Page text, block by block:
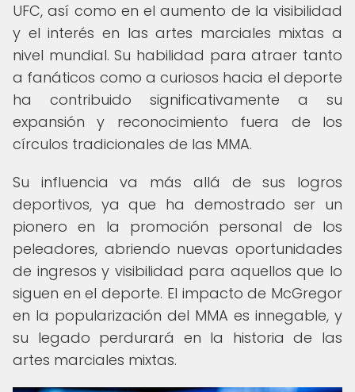
UFC, así como en el aumento de la visibilidad
y el interés en las artes marciales mixtas a
nivel mundial. Su habilidad para atraer tanto
a fanáticos como a curiosos hacia el deporte
ha contribuido significativamente a su
expansión y reconocimiento fuera de los
círculos tradicionales de las MMA.
Su influencia va más allá de sus logros
deportivos, ya que ha demostrado ser un
pionero en la promoción personal de los
peleadores, abriendo nuevas oportunidades
de ingresos y visibilidad para aquellos que lo
siguen en el deporte. El impacto de McGregor
en la popularización del MMA es innegable, y
su legado perdurará en la historia de las
artes marciales mixtas.